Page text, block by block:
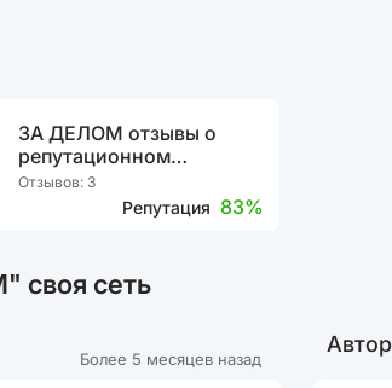
ЗА ДЕЛОМ отзывы о
репутационном
агентстве
Отзывов: 3
Репутация 83%
своя сеть
Более 5 месяцев назад